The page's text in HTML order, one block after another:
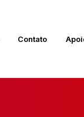
Contato